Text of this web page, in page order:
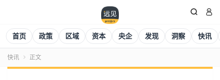
 
首页 政策 区域 资本 央企 发现 洞察 快讯
快讯  正文